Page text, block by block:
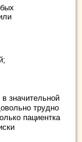
значительной
трудно
пациентка